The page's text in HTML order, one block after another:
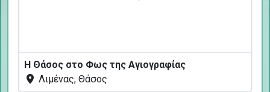
Η Θάσος στο Φως της Αγιογραφίας
Λιμένας, Θάσος